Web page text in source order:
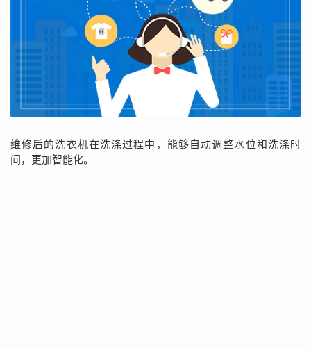
维修后的洗衣机在洗涤过程中，能够自动调整水位和洗涤时
间，更加智能化。